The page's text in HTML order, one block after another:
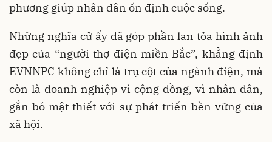
phương giúp nhân dân ổn định cuộc sống.
Những nghĩa cử ấy đã góp phần lan tỏa hình ảnh
đẹp của “người thợ điện miền Bắc”, khẳng định
EVNNPC không chỉ là trụ cột của ngành điện, mà
còn là doanh nghiệp vì cộng đồng, vì nhân dân,
gắn bó mật thiết với sự phát triển bền vững của
xã hội.